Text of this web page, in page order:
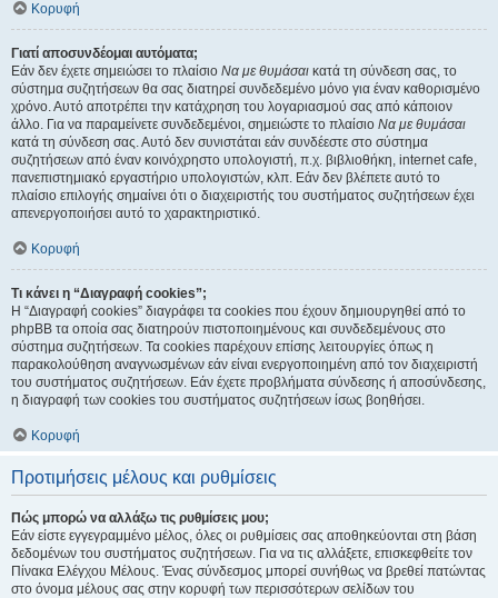
Κορυφή
Γιατί αποσυνδέομαι αυτόματα;
Εάν δεν έχετε σημειώσει το πλαίσιο Να με θυμάσαι κατά τη σύνδεση σας, το
σύστημα συζητήσεων θα σας διατηρεί συνδεδεμένο μόνο για έναν καθορισμένο
χρόνο. Αυτό αποτρέπει την κατάχρηση του λογαριασμού σας από κάποιον
άλλο. Για να παραμείνετε συνδεδεμένοι, σημειώστε το πλαίσιο Να με θυμάσαι
κατά τη σύνδεση σας. Αυτό δεν συνιστάται εάν συνδέεστε στο σύστημα
συζητήσεων από έναν κοινόχρηστο υπολογιστή, π.χ. βιβλιοθήκη, internet cafe,
πανεπιστημιακό εργαστήριο υπολογιστών, κλπ. Εάν δεν βλέπετε αυτό το
πλαίσιο επιλογής σημαίνει ότι ο διαχειριστής του συστήματος συζητήσεων έχει
απενεργοποιήσει αυτό το χαρακτηριστικό.
Κορυφή
Τι κάνει η “Διαγραφή cookies”;
Η “Διαγραφή cookies” διαγράφει τα cookies που έχουν δημιουργηθεί από το
phpBB τα οποία σας διατηρούν πιστοποιημένους και συνδεδεμένους στο
σύστημα συζητήσεων. Τα cookies παρέχουν επίσης λειτουργίες όπως η
παρακολούθηση αναγνωσμένων εάν είναι ενεργοποιημένη από τον διαχειριστή
του συστήματος συζητήσεων. Εάν έχετε προβλήματα σύνδεσης ή αποσύνδεσης,
η διαγραφή των cookies του συστήματος συζητήσεων ίσως βοηθήσει.
Κορυφή
Προτιμήσεις μέλους και ρυθμίσεις
Πώς μπορώ να αλλάξω τις ρυθμίσεις μου;
Εάν είστε εγγεγραμμένο μέλος, όλες οι ρυθμίσεις σας αποθηκεύονται στη βάση
δεδομένων του συστήματος συζητήσεων. Για να τις αλλάξετε, επισκεφθείτε τον
Πίνακα Ελέγχου Μέλους. Ένας σύνδεσμος μπορεί συνήθως να βρεθεί πατώντας
στο όνομα μέλους σας στην κορυφή των περισσότερων σελίδων του